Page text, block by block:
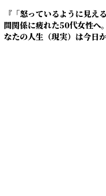
『「怒っているように見
間関係に疲れた50代女性へ
なたの人生（現実）は今日